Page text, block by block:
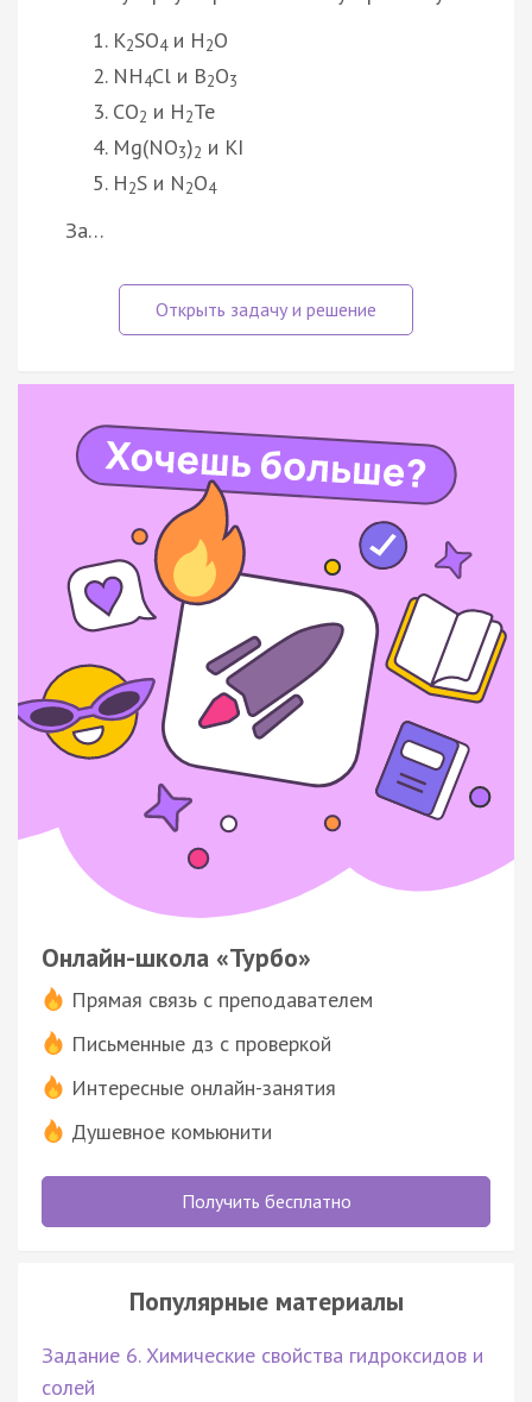
K2SO4и H2O
NH4Cl и B2O3
CO2 и H2Te
Mg(NО3)2 и KI
H2S и N2O4
За…
Онлайн-школа «Турбо»
Прямая связь с преподавателем
Письменные дз с проверкой
Интересные онлайн-занятия
Душевное комьюнити
Получить бесплатно
Популярные материалы
Задание 6. Химические свойства гидроксидов и
солей